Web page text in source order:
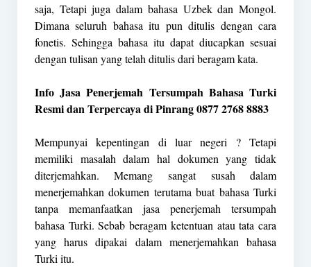
saja, Tetapi juga dalam bahasa Uzbek dan Mongol.
Dimana seluruh bahasa itu pun ditulis dengan cara
fonetis. Sehingga bahasa itu dapat diucapkan sesuai
dengan tulisan yang telah ditulis dari beragam kata.
Info Jasa Penerjemah Tersumpah Bahasa Turki
Resmi dan Terpercaya di Pinrang 0877 2768 8883
Mempunyai kepentingan di luar negeri ? Tetapi
memiliki masalah dalam hal dokumen yang tidak
diterjemahkan. Memang sangat susah dalam
menerjemahkan dokumen terutama buat bahasa Turki
tanpa memanfaatkan jasa penerjemah tersumpah
bahasa Turki. Sebab beragam ketentuan atau tata cara
yang harus dipakai dalam menerjemahkan bahasa
Turki itu.